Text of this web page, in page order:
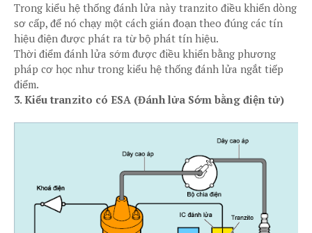
Trong kiểu hệ thống đánh lửa này tranzito điều khiển dòng
sơ cấp, để nó chạy một cách gián đoạn theo đúng các tín
hiệu điện được phát ra từ bộ phát tín hiệu.
Thời điểm đánh lửa sớm được điều khiển bằng phương
pháp cơ học như trong kiểu hệ thống đánh lửa ngắt tiếp
điểm.
3. Kiểu tranzito có ESA (Đánh lửa Sớm bằng điện tử)